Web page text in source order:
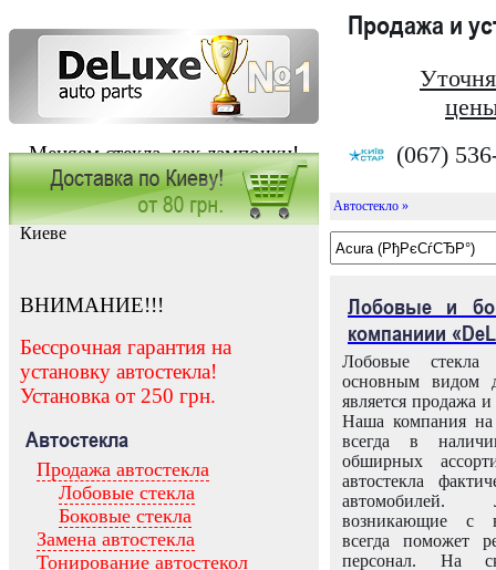
Меняем стекла, как лампочки!
Продажа и
(067)
Заказать установку автостекла в
Киеве
ВНИМАНИЕ!!!
Бессрочная гарантия на
установку автостекла!
Установка от 250 грн.
Автостекла
Продажа автостекла
Лобовые стекла
Боковые стекла
Замена автостекла
Тонирование автостекол
Автостекло »
Лобовые и
компаниии
Лобовые
основным видом
является продажа и
Наша компания на
всегда в
обширных
автостекла
возникающие с
всегда поможет
персонал. На